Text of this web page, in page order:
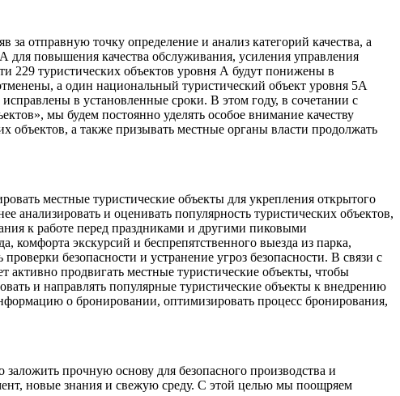
отправную точку определение и анализ категорий качества, а
для повышения качества обслуживания, усиления управления
229 туристических объектов уровня А будут понижены в
а один национальный туристический объект уровня 5А
в установленные сроки. В этом году, в сочетании с
мы будем постоянно уделять особое внимание качеству
объектов, а также призывать местные органы власти продолжать
местные туристические объекты для укрепления открытого
и оценивать популярность туристических объектов,
к работе перед праздниками и другими пиковыми
комфорта экскурсий и беспрепятственного выезда из парка,
безопасности и устранение угроз безопасности. В связи с
активно продвигать местные туристические объекты, чтобы
и направлять популярные туристические объекты к внедрению
о бронировании, оптимизировать процесс бронирования,
прочную основу для безопасного производства и
новые знания и свежую среду. С этой целью мы поощряем